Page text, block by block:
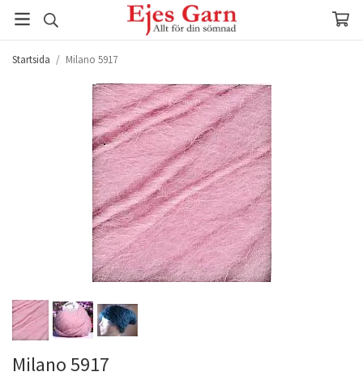
Startsida / Milano 5917
Milano 5917